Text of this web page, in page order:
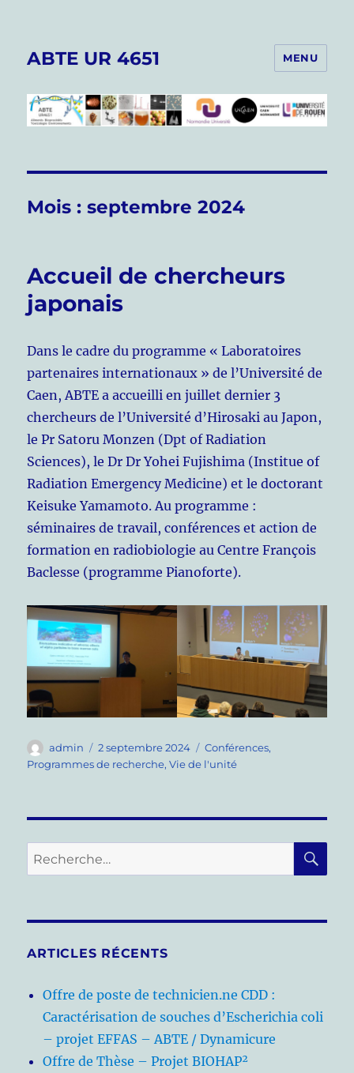
ABTE UR 4651 MENU
Mois :septembre 2024
Accueil de chercheurs
japonais
Dans le cadre du programme « Laboratoires
partenaires internationaux » de l’Université de
Caen, ABTE a accueilli en juillet dernier 3
chercheurs de l’Université d’Hirosaki au Japon,
le Pr Satoru Monzen (Dpt of Radiation
Sciences), le Dr Dr Yohei Fujishima (Institue of
Radiation Emergency Medicine) et le doctorant
Keisuke Yamamoto. Au programme :
séminaires de travail, conférences et action de
formation en radiobiologie au Centre François
Baclesse (programme Pianoforte).
Auteur
admin
Publié
le
2 septembre 2024 Catégories
Conférences,
Programmes de recherche,Vie de l'unité
Recherche
pour :
ARTICLES RÉCENTS
Offre de poste de technicien.ne CDD :
Caractérisation de souches d’Escherichia coli
– projet EFFAS – ABTE / Dynamicure
Offre de Thèse – Projet BIOHAP²